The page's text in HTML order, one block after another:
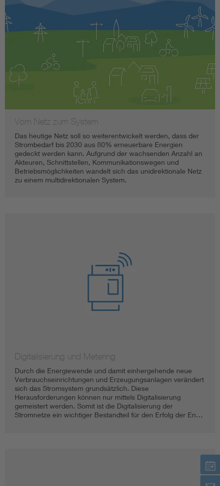
Vom Netz zum System
Das heutige Netz soll so weiterentwickelt werden, dass der
Strombedarf bis 2030 aus 80% erneuerbare Energien
gedeckt werden kann. Aufgrund der wachsenden Anzahl an
Akteuren, Schnittstellen, Kommunikationswegen und
Betriebsmöglichkeiten wandelt sich das unidirektionale Netz
zu einem multidirektionalen System.
Digitalisierung und Metering
Durch die Energiewende und damit einhergehende neue
Verbrauchseinrichtungen und Erzeugungsanlagen verändert
sich das Stromsystem grundsätzlich. Diese
Herausforderungen können nur mittels Digitalisierung
gemeistert werden. Somit ist die Digitalisierung der
Stromnetze ein wichtiger Bestandteil für den Erfolg der En…